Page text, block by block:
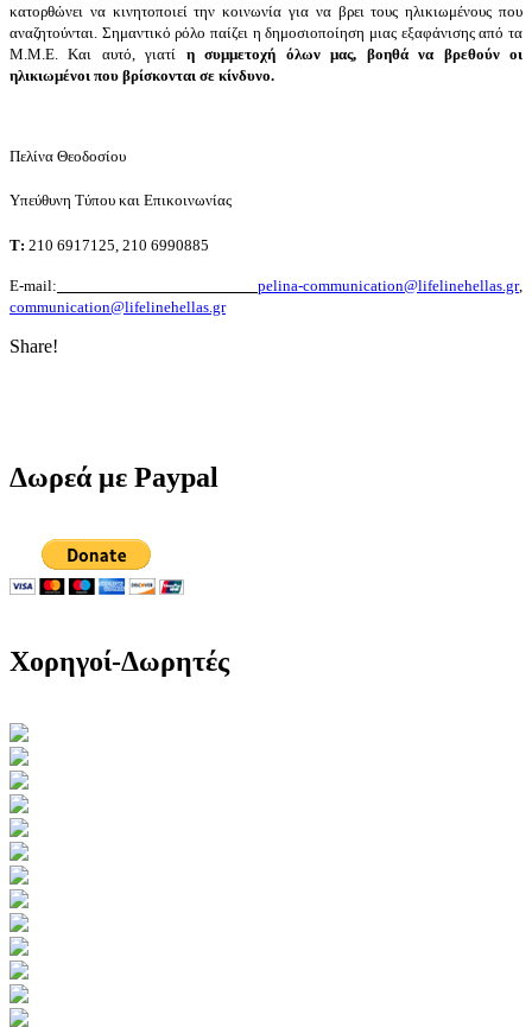
κατορθώνει να κινητοποιεί την κοινωνία για να βρει τους ηλικιωμένους που
αναζητούνται. Σημαντικό ρόλο παίζει η δημοσιοποίηση μιας εξαφάνισης από τα
Μ.Μ.Ε. Και αυτό, γιατί η συμμετοχή όλων μας, βοηθά να βρεθούν οι
ηλικιωμένοι που βρίσκονται σε κίνδυνο.
Πελίνα Θεοδοσίου
Υπεύθυνη Τύπου και Επικοινωνίας
Τ: 210 6917125, 210 6990885
E-mail: pelina-communication@lifelinehellas.gr,
communication@lifelinehellas.gr
Share!
Δωρεά με Paypal
Χορηγοί-Δωρητές